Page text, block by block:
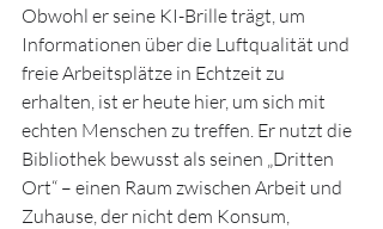
Obwohl er seine KI-Brille trägt, um
Informationen über die Luftqualität und
freie Arbeitsplätze in Echtzeit zu
erhalten, ist er heute hier, um sich mit
echten Menschen zu treffen. Er nutzt die
Bibliothek bewusst als seinen „Dritten
Ort“ – einen Raum zwischen Arbeit und
Zuhause, der nicht dem Konsum,